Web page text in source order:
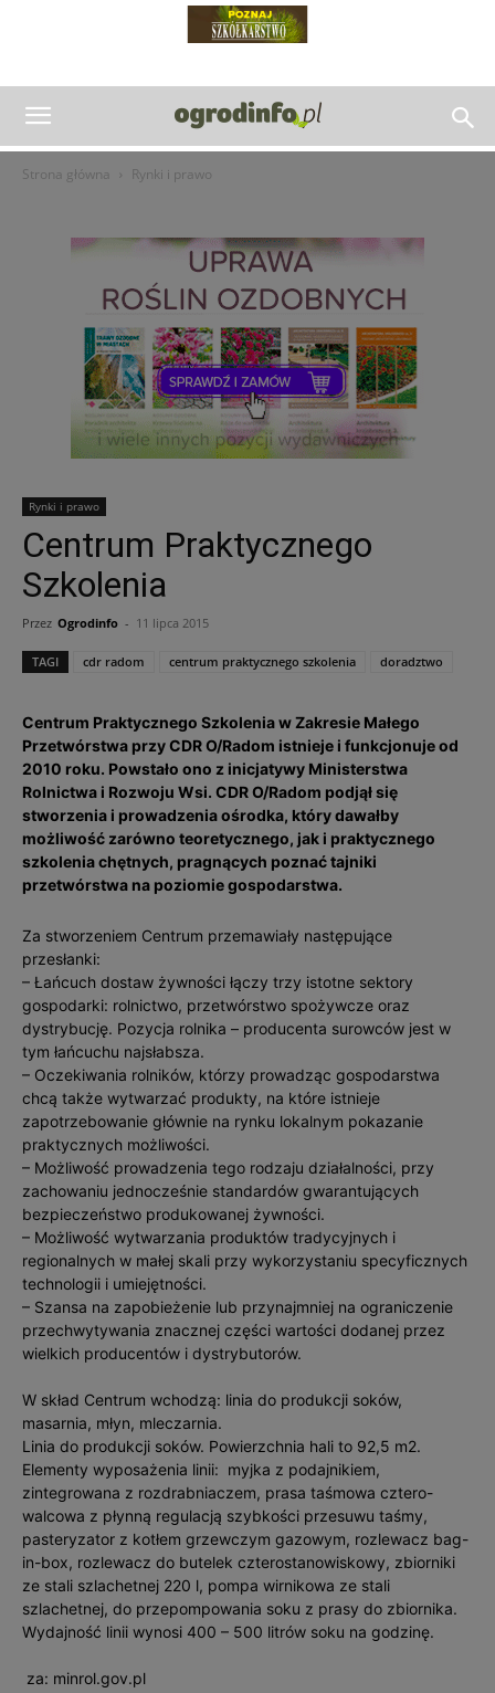
Strona główna Rynki i prawo
Rynki i prawo
Centrum Praktycznego
Szkolenia
Przez Ogrodinfo - 11 lipca 2015
TAGI cdr radom centrum praktycznego szkolenia doradztwo
Centrum Praktycznego Szkolenia w Zakresie Małego
Przetwórstwa przy CDR O/Radom istnieje i funkcjonuje od
2010 roku. Powstało ono z inicjatywy Ministerstwa
Rolnictwa i Rozwoju Wsi. CDR O/Radom podjął się
stworzenia i prowadzenia ośrodka, który dawałby
możliwość zarówno teoretycznego, jak i praktycznego
szkolenia chętnych, pragnących poznać tajniki
przetwórstwa na poziomie gospodarstwa.
Za stworzeniem Centrum przemawiały następujące
przesłanki:
– Łańcuch dostaw żywności łączy trzy istotne sektory
gospodarki: rolnictwo, przetwórstwo spożywcze oraz
dystrybucję. Pozycja rolnika – producenta surowców jest w
tym łańcuchu najsłabsza.
– Oczekiwania rolników, którzy prowadząc gospodarstwa
chcą także wytwarzać produkty, na które istnieje
zapotrzebowanie głównie na rynku lokalnym pokazanie
praktycznych możliwości.
– Możliwość prowadzenia tego rodzaju działalności, przy
zachowaniu jednocześnie standardów gwarantujących
bezpieczeństwo produkowanej żywności.
– Możliwość wytwarzania produktów tradycyjnych i
regionalnych w małej skali przy wykorzystaniu specyficznych
technologii i umiejętności.
– Szansa na zapobieżenie lub przynajmniej na ograniczenie
przechwytywania znacznej części wartości dodanej przez
wielkich producentów i dystrybutorów.
W skład Centrum wchodzą: linia do produkcji soków,
masarnia, młyn, mleczarnia.
Linia do produkcji soków. Powierzchnia hali to 92,5 m2.
Elementy wyposażenia linii: myjka z podajnikiem,
zintegrowana z rozdrabniaczem, prasa taśmowa cztero-
walcowa z płynną regulacją szybkości przesuwu taśmy,
pasteryzator z kotłem grzewczym gazowym, rozlewacz bag-
in-box, rozlewacz do butelek czterostanowiskowy, zbiorniki
ze stali szlachetnej 220 l, pompa wirnikowa ze stali
szlachetnej, do przepompowania soku z prasy do zbiornika.
Wydajność linii wynosi 400 – 500 litrów soku na godzinę.
za: minrol.gov.pl